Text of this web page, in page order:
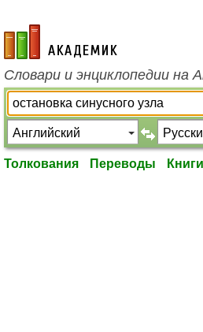
academic.ru
Словари и энциклопедии на
Толкования Переводы Книги